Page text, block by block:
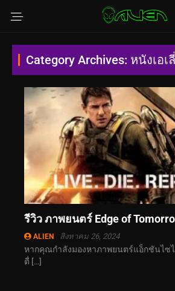
Category Archives: หนังเอเ
ALIEN สิงหาคม 26, 2024
หากคุณกำลังมองหาภาพยนตร์แอ็กชันไซ
ตื่ […]